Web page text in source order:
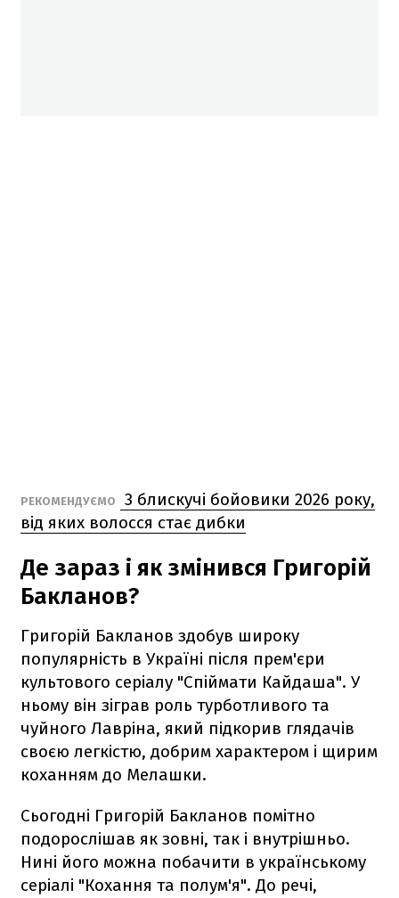
РЕКОМЕНДУЄМО
3 блискучі бойовики 2026 року,
від яких волосся стає дибки
Де зараз і як змінився Григорій
Бакланов?
Григорій Бакланов здобув широку
популярність в Україні після прем'єри
культового серіалу "Спіймати Кайдаша". У
ньому він зіграв роль турботливого та
чуйного Лавріна, який підкорив глядачів
своєю легкістю, добрим характером і щирим
коханням до Мелашки.
Сьогодні Григорій Бакланов помітно
подорослішав як зовні, так і внутрішньо.
Нині його можна побачити в українському
серіалі "Кохання та полум'я". До речі,